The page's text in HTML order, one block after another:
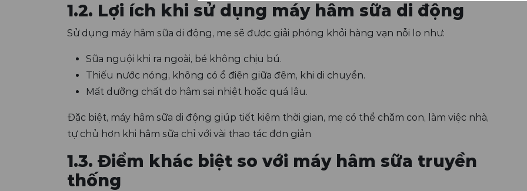
1.2. Lợi ích khi sử dụng máy hâm sữa di động
Sử dụng máy hâm sữa di động, mẹ sẽ được giải phóng khỏi hàng vạn nỗi lo như:
Sữa nguội khi ra ngoài, bé không chịu bú.
Thiếu nước nóng, không có ổ điện giữa đêm, khi di chuyển.
Mất dưỡng chất do hâm sai nhiệt hoặc quá lâu.
Đặc biệt, máy hâm sữa di động giúp tiết kiệm thời gian, mẹ có thể chăm con, làm việc nhà,
tự chủ hơn khi hâm sữa chỉ với vài thao tác đơn giản
1.3. Điểm khác biệt so với máy hâm sữa truyền
thống